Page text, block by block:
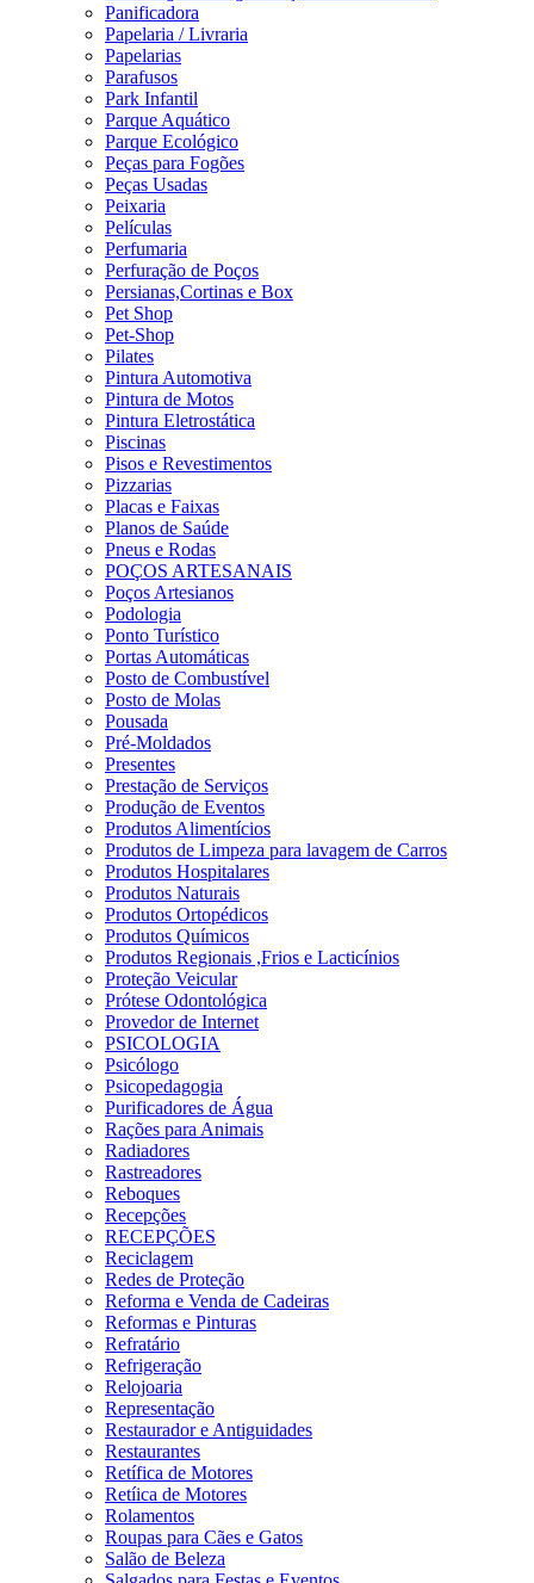
Panificadora
Papelaria / Livraria
Papelarias
Parafusos
Park Infantil
Parque Aquático
Parque Ecológico
Peças para Fogões
Peças Usadas
Peixaria
Películas
Perfumaria
Perfuração de Poços
Persianas,Cortinas e Box
Pet Shop
Pet-Shop
Pilates
Pintura Automotiva
Pintura de Motos
Pintura Eletrostática
Piscinas
Pisos e Revestimentos
Pizzarias
Placas e Faixas
Planos de Saúde
Pneus e Rodas
POÇOS ARTESANAIS
Poços Artesianos
Podologia
Ponto Turístico
Portas Automáticas
Posto de Combustível
Posto de Molas
Pousada
Pré-Moldados
Presentes
Prestação de Serviços
Produção de Eventos
Produtos Alimentícios
Produtos de Limpeza para lavagem de Carros
Produtos Hospitalares
Produtos Naturais
Produtos Ortopédicos
Produtos Químicos
Produtos Regionais ,Frios e Lacticínios
Proteção Veicular
Prótese Odontológica
Provedor de Internet
PSICOLOGIA
Psicólogo
Psicopedagogia
Purificadores de Água
Rações para Animais
Radiadores
Rastreadores
Reboques
Recepções
RECEPÇÕES
Reciclagem
Redes de Proteção
Reforma e Venda de Cadeiras
Reformas e Pinturas
Refratário
Refrigeração
Relojoaria
Representação
Restaurador e Antiguidades
Restaurantes
Retífica de Motores
Retíica de Motores
Rolamentos
Roupas para Cães e Gatos
Salão de Beleza